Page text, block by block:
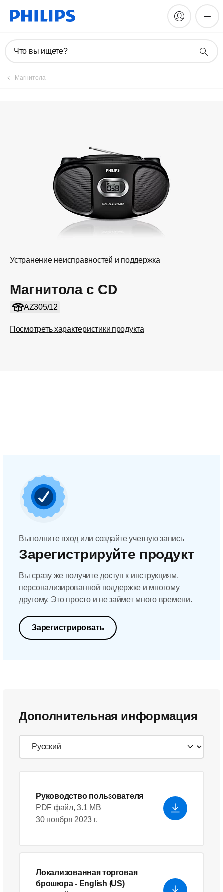
Что вы ищете?
Магнитола
Устранение неисправностей и поддержка
Магнитола с CD
AZ305/12
Посмотреть характеристики продукта
Зарегистрировать продукт
Выполните вход или создайте учетную запись
Зарегистрируйте продукт
Вы сразу же получите доступ к инструкциям,
персонализированной поддержке и многому
другому. Это просто и не займет много времени.
Зарегистрировать
Дополнительная информация
Руководство пользователя
PDF файл, 3.1 MB
30 ноября 2023 г.
Локализованная торговая
брошюра- English (US)